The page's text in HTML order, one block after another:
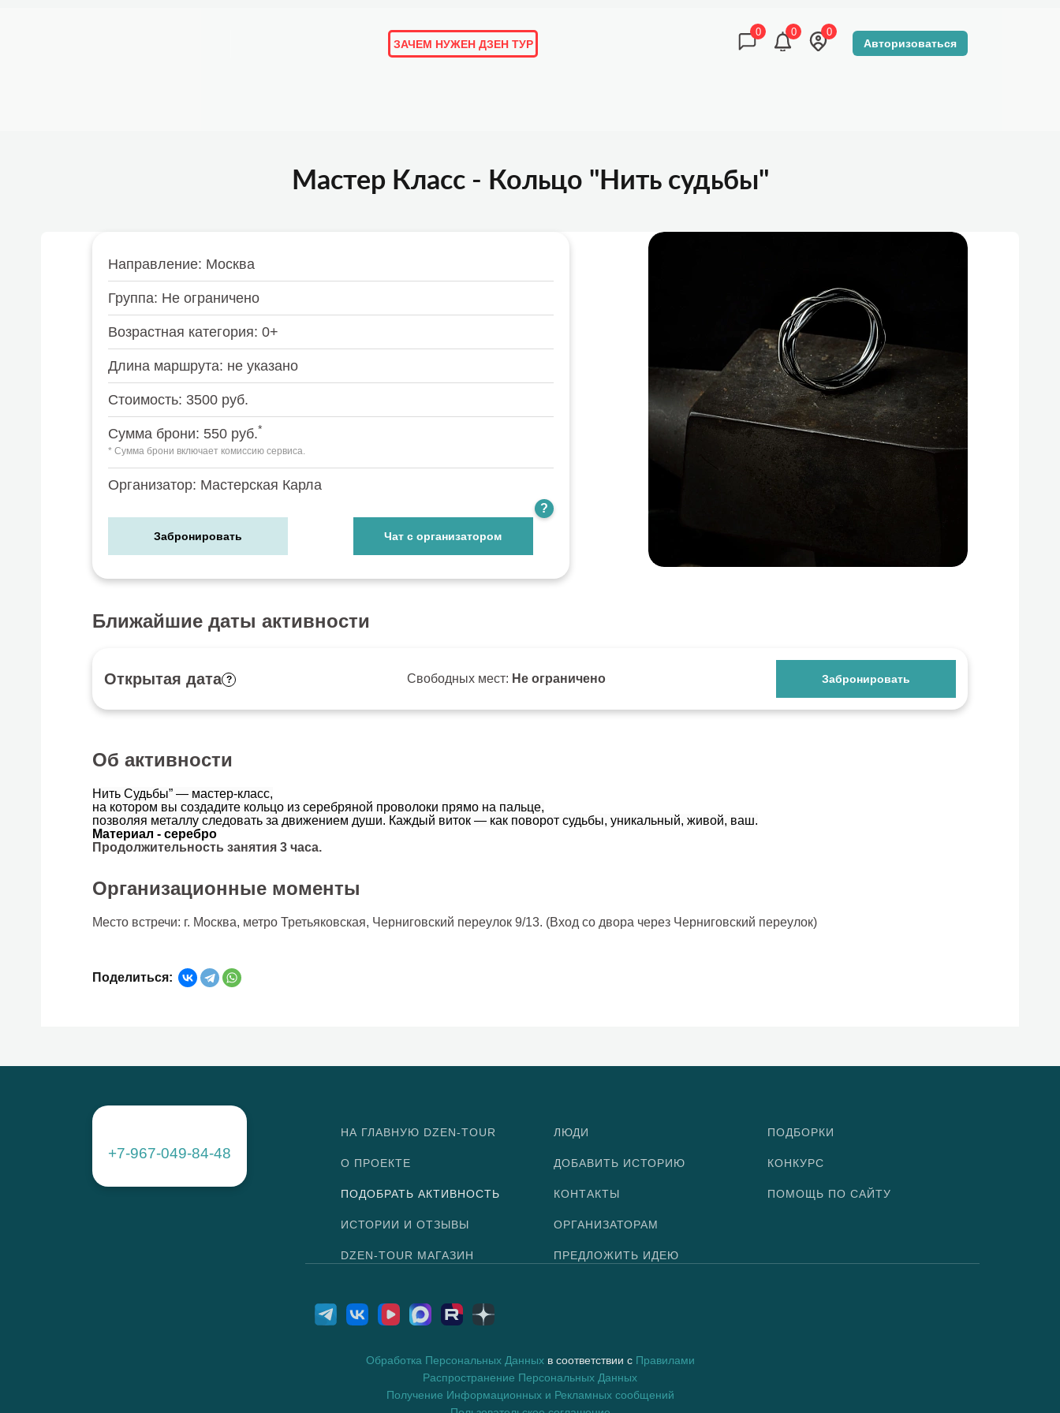
ЗАЧЕМ НУЖЕН ДЗЕН ТУР Авторизоваться
0 0 0
Мастер Класс - Кольцо "Нить судьбы"
Направление: Москва
Группа: Не ограничено
Возрастная категория: 0+
Длина маршрута: не указано
Стоимость: 3500 руб.
Сумма брони: 550 руб.*
* Сумма брони включает комиссию сервиса.
Организатор: Мастерская Карла
Забронировать Чат с организатором
?
Ближайшие даты активности
Открытая дата ? Свободных мест: Не ограничено Забронировать
Об активности
Нить Судьбы” — мастер-класс,
на котором вы создадите кольцо из серебряной проволоки прямо на пальце,
позволяя металлу следовать за движением души. Каждый виток — как поворот судьбы, уникальный, живой, ваш.
Материал - серебро
Продолжительность занятия 3 часа.
Организационные моменты
Место встречи: г. Москва, метро Третьяковская, Черниговский переулок 9/13. (Вход со двора через Черниговский переулок)
Поделиться:
+7-967-049-84-48
НА ГЛАВНУЮ DZEN-TOUR
О ПРОЕКТЕ
ПОДОБРАТЬ АКТИВНОСТЬ
ИСТОРИИ И ОТЗЫВЫ
DZEN-TOUR МАГАЗИН
ЛЮДИ
ДОБАВИТЬ ИСТОРИЮ
КОНТАКТЫ
ОРГАНИЗАТОРАМ
ПРЕДЛОЖИТЬ ИДЕЮ
ПОДБОРКИ
КОНКУРС
ПОМОЩЬ ПО САЙТУ
Обработка Персональных Данныхв соответствии с Правилами
Распространение Персональных Данных
Получение Информационных и Рекламных сообщений